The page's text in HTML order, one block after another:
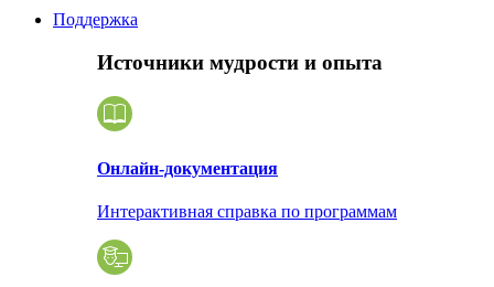
Поддержка
Источники мудрости и опыта
Онлайн-документация
Интерактивная справка по программам